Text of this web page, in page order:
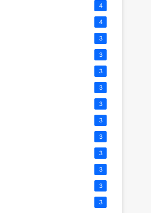
4
4
3
3
3
3
3
3
3
3
3
3
3